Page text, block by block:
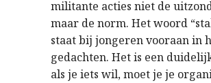
militante acties niet de
maar de norm. Het woord
staat bij jongeren vooraan in
gedachten. Het is een
als je iets wil, moet je je